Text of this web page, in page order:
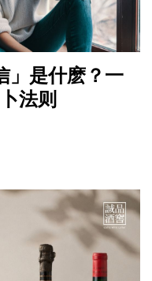
」是什麽？一
法则